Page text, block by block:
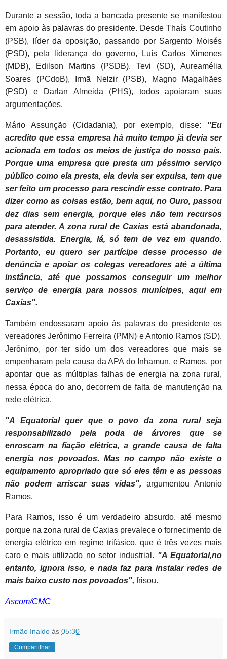
Durante a sessão, toda a bancada presente se manifestou
em apoio às palavras do presidente. Desde Thaís Coutinho
(PSB), líder da oposição, passando por Sargento Moisés
(PSD), pela liderança do governo, Luís Carlos Ximenes
(MDB), Edilson Martins (PSDB), Tevi (SD), Aureamélia
Soares (PCdoB), Irmã Nelzir (PSB), Magno Magalhães
(PSD) e Darlan Almeida (PHS), todos apoiaram suas
argumentações.
Mário Assunção (Cidadania), por exemplo, disse: "Eu
acredito que essa empresa há muito tempo já devia ser
acionada em todos os meios de justiça do nosso país.
Porque uma empresa que presta um péssimo serviço
público como ela presta, ela devia ser expulsa, tem que
ser feito um processo para rescindir esse contrato. Para
dizer como as coisas estão, bem aqui, no Ouro, passou
dez dias sem energia, porque eles não tem recursos
para atender. A zona rural de Caxias está abandonada,
desassistida. Energia, lá, só tem de vez em quando.
Portanto, eu quero ser partícipe desse processo de
denúncia e apoiar os colegas vereadores até a última
instância, até que possamos conseguir um melhor
serviço de energia para nossos munícipes, aqui em
Caxias".
Também endossaram apoio às palavras do presidente os
vereadores Jerônimo Ferreira (PMN) e Antonio Ramos (SD).
Jerônimo, por ter sido um dos vereadores que mais se
empenharam pela causa da APA do Inhamun, e Ramos, por
apontar que as múltiplas falhas de energia na zona rural,
nessa época do ano, decorrem de falta de manutenção na
rede elétrica.
"A Equatorial quer que o povo da zona rural seja
responsabilizado pela poda de árvores que se
enroscam na fiação elétrica, a grande causa de falta
energia nos povoados. Mas no campo não existe o
equipamento apropriado que só eles têm e as pessoas
não podem arriscar suas vidas", argumentou Antonio
Ramos.
Para Ramos, isso é um verdadeiro absurdo, até mesmo
porque na zona rural de Caxias prevalece o fornecimento de
energia elétrico em regime trifásico, que é três vezes mais
caro e mais utilizado no setor industrial. "A Equatorial,no
entanto, ignora isso, e nada faz para instalar redes de
mais baixo custo nos povoados", frisou.
Ascom/CMC
Irmão Inaldo às 05:30
Compartilhar